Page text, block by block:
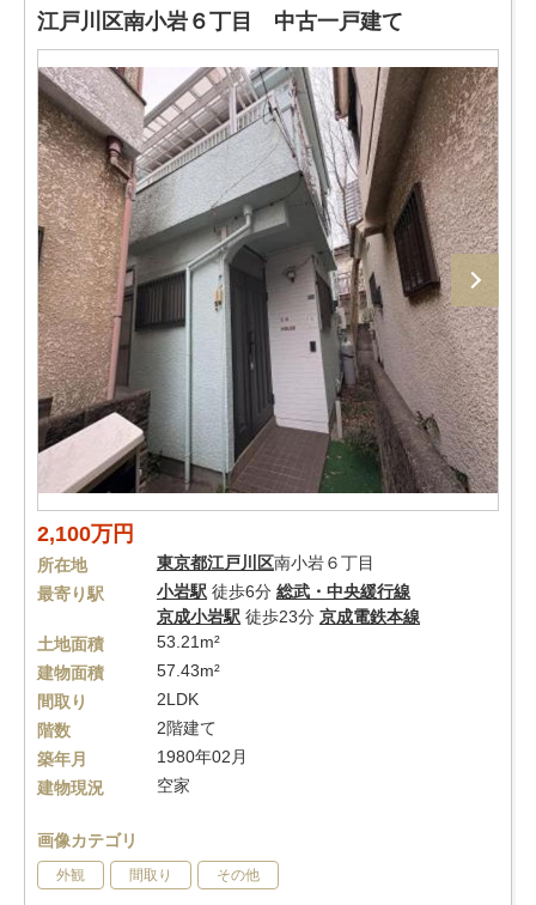
江戸川区南小岩６丁目 中古一戸建て
2,100万円
所在地 東京都江戸川区南小岩６丁目
最寄り駅
小岩駅 徒歩6分 総武・中央緩行線
京成小岩駅 徒歩23分 京成電鉄本線
土地面積
53.21m²
建物面積
57.43m²
間取り
2LDK
階数
2階建て
築年月
1980年02月
建物現況
空家
画像カテゴリ
外観 間取り その他